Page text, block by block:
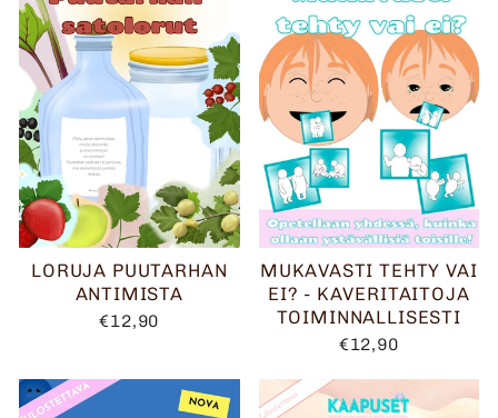
LORUJA PUUTARHAN
ANTIMISTA
€12,90
MUKAVASTI TEHTY VAI
EI? - KAVERITAITOJA
TOIMINNALLISESTI
€12,90